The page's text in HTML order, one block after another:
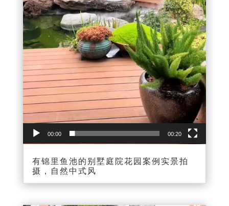
00:00 00:20
有锦里鱼池的别墅庭院花园案例实景拍
摄，自然中式风